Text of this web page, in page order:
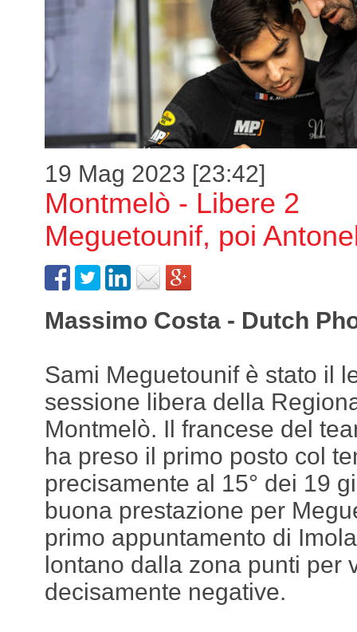
19 Mag 2023 [23:42]
Montmelò - Libere 2
Meguetounif, poi
Massimo Costa - Dutch
Sami Meguetounif è stato il
sessione libera della
Montmelò. Il francese del
ha preso il primo posto col
precisamente al 15° dei 19
buona prestazione per
primo appuntamento di
lontano dalla zona punti per
decisamente negative.